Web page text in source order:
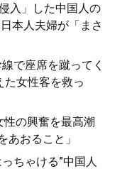
入」した中国人の
本人夫婦が「まさ
で座席を蹴ってく
た女性客を救っ
性の興奮を最高潮
あおること」
ちゃける”中国人